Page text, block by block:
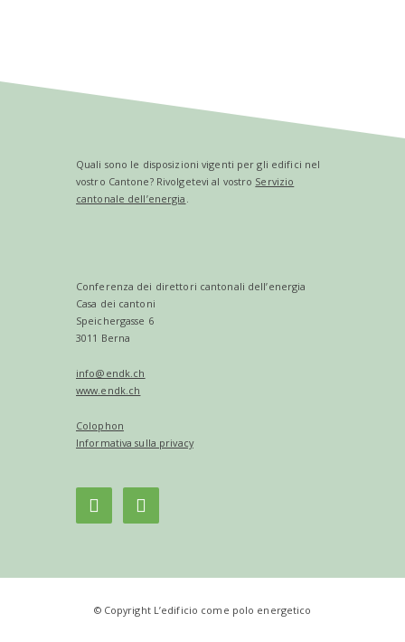
Quali sono le disposizioni vigenti per gli edifici nel
vostro Cantone? Rivolgetevi al vostro Servizio
cantonale dell’energia .
Conferenza dei direttori cantonali dell’energia
Casa dei cantoni
Speichergasse 6
3011 Berna
info@endk.ch
www.endk.ch
Colophon
Informativa sulla privacy
© Copyright L’edificio come polo energetico